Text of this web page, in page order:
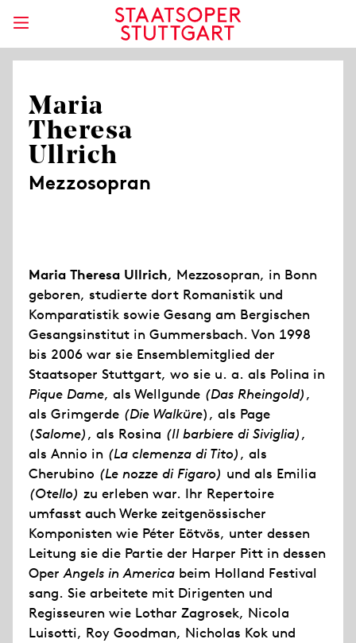
Maria
Theresa
Ullrich
Mezzosopran
Maria Theresa Ullrich, Mezzosopran, in Bonn
geboren, studierte dort Romanistik und
Komparatistik sowie Gesang am Bergischen
Gesangsinstitut in Gummersbach. Von 1998
bis 2006 war sie Ensemblemitglied der
Staatsoper Stuttgart, wo sie u. a. als Polina in
Pique Dame, als Wellgunde (Das Rheingold),
als Grimgerde (Die Walküre), als Page
(Salome), als Rosina (Il barbiere di Siviglia),
als Annio in (La clemenza di Tito), als
Cherubino (Le nozze di Figaro) und als Emilia
(Otello) zu erleben war. Ihr Repertoire
umfasst auch Werke zeitgenössischer
Komponisten wie Péter Eötvös, unter dessen
Leitung sie die Partie der Harper Pitt in dessen
OperAngels in America beim Holland Festival
sang. Sie arbeitete mit Dirigenten und
Regisseuren wie Lothar Zagrosek, Nicola
Luisotti, Roy Goodman, Nicholas Kok und